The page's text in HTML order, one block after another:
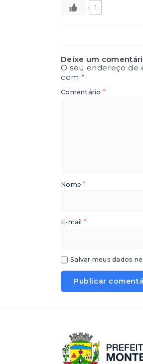
1
Deixe um
O seu endereço de
com*
Comentário *
Nome*
E-mail *
Salvar meus dados